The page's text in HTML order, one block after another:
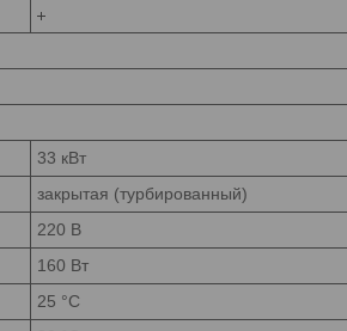
33 кВт
закрытая (турбированный)
220 В
160 Вт
25 °С